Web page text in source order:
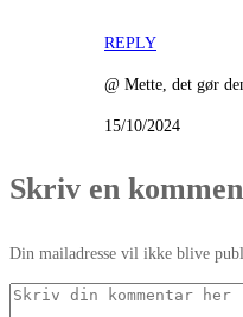
REPLY
@ Mette, det gør
15/10/2024
Skriv en
Din mailadresse vil ikke blive